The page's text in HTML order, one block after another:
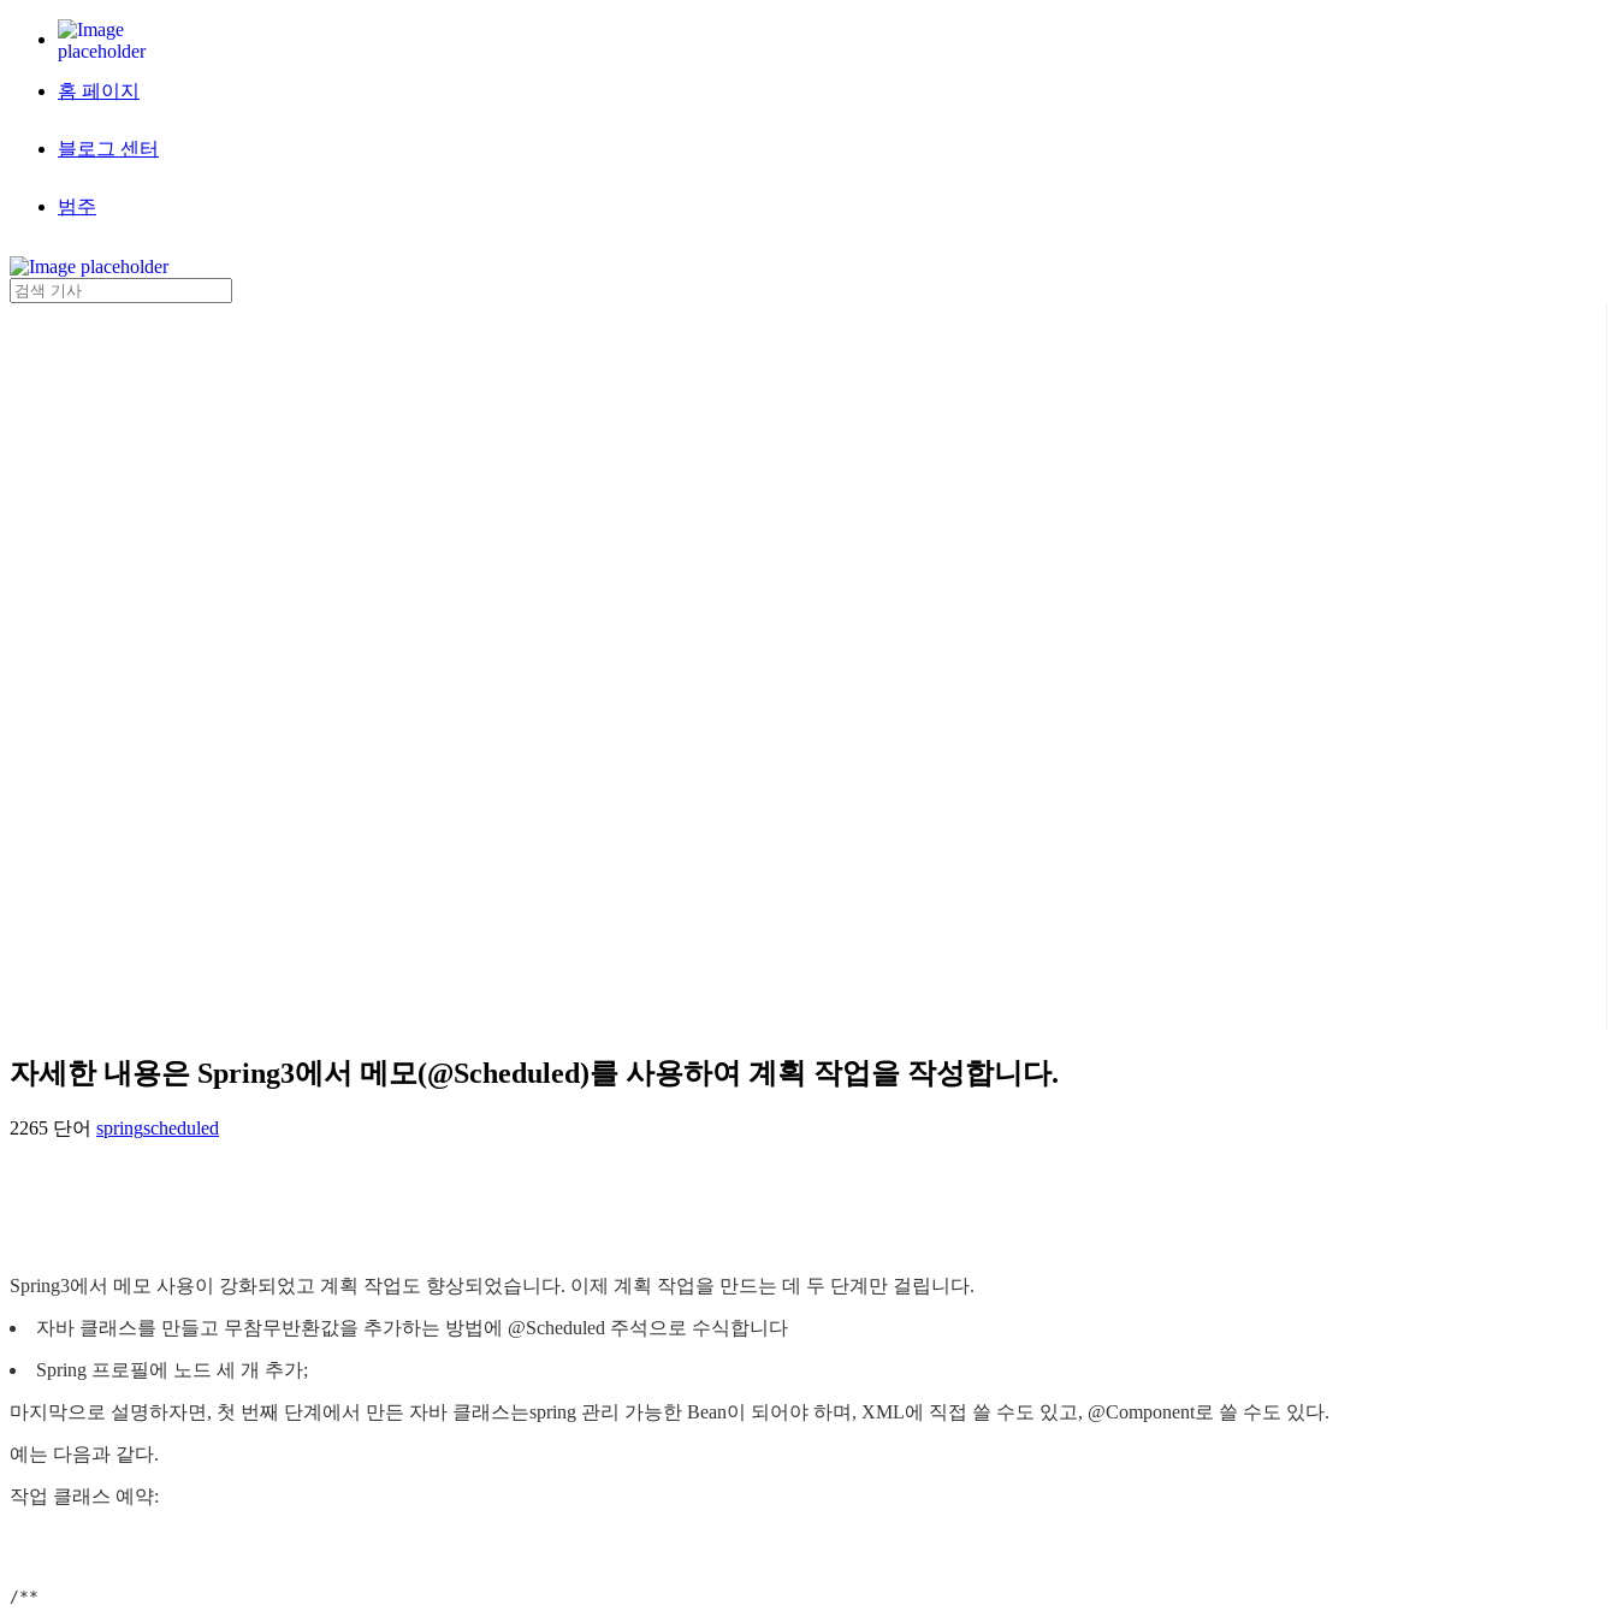
홈 페이지
블로그 센터
범주
자세한 내용은 Spring3에서 메모(@Scheduled)를 사용하여 계획 작업을 작성합니다.
2265 단어 springscheduled
Spring3에서 메모 사용이 강화되었고 계획 작업도 향상되었습니다. 이제 계획 작업을 만드는 데 두 단계만 걸립니다.
자바 클래스를 만들고 무참무반환값을 추가하는 방법에 @Scheduled 주석으로 수식합니다
Spring 프로필에 노드 세 개 추가;
마지막으로 설명하자면, 첫 번째 단계에서 만든 자바 클래스는spring 관리 가능한 Bean이 되어야 하며, XML에 직접 쓸 수도 있고, @Component로 쓸 수도 있다.
예는 다음과 같다.
작업 클래스 예약:
/**